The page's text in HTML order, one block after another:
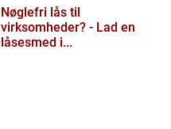
Nøglefri lås til
virksomheder? - Lad en
låsesmed i...